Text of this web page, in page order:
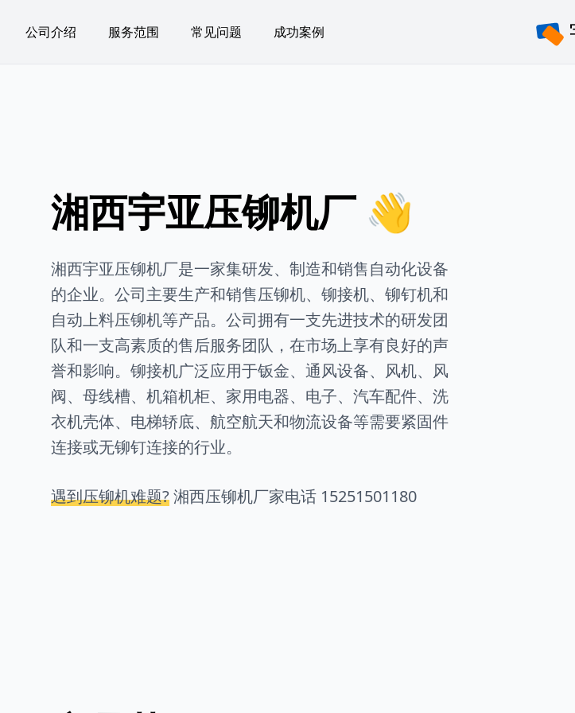
公司介绍 服务范围 常见问题 成功案例
湘西宇亚压铆机厂 👋
湘西宇亚压铆机厂是一家集研发、制造和销售自动化设备
的企业。公司主要生产和销售压铆机、铆接机、铆钉机和
自动上料压铆机等产品。公司拥有一支先进技术的研发团
队和一支高素质的售后服务团队，在市场上享有良好的声
誉和影响。铆接机广泛应用于钣金、通风设备、风机、风
阀、母线槽、机箱机柜、家用电器、电子、汽车配件、洗
衣机壳体、电梯轿底、航空航天和物流设备等需要紧固件
连接或无铆钉连接的行业。
遇到压铆机难题?湘西压铆机厂家电话 15251501180